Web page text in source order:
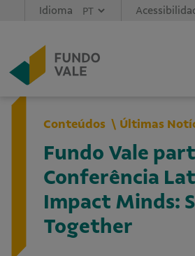
Idioma
Conteúdos Últimas
Fundo Vale
Conferência
Impact Minds:
Together